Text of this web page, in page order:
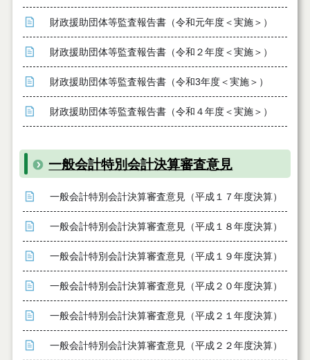
財政援助団体等監査報告書（令和元年度＜実施＞）
財政援助団体等監査報告書（令和２年度＜実施＞）
財政援助団体等監査報告書（令和3年度＜実施＞）
財政援助団体等監査報告書（令和４年度＜実施＞）
一般会計特別会計決算審査意見
一般会計特別会計決算審査意見（平成１７年度決算）
一般会計特別会計決算審査意見（平成１８年度決算）
一般会計特別会計決算審査意見（平成１９年度決算）
一般会計特別会計決算審査意見（平成２０年度決算）
一般会計特別会計決算審査意見（平成２１年度決算）
一般会計特別会計決算審査意見（平成２２年度決算）